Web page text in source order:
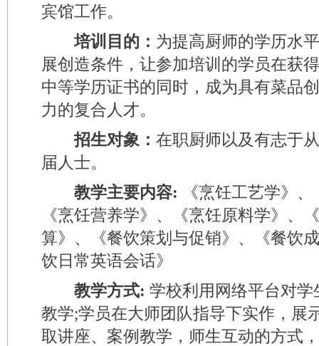
宾馆工作。
培训目的： 为提高厨师的学历水
展创造条件，让参加培训的学员在获
中等学历证书的同时，成为具有菜品
力的复合人才。
招生对象：在职厨师以及有志于
届人士。
教学主要内容: 《烹饪工艺学》
《烹饪营养学》、《烹饪原料学》、
算》、《餐饮策划与促销》、《餐饮
饮日常英语会话》
教学方式: 学校利用网络平台对
教学;学员在大师团队指导下实作，展
取讲座、案例教学，师生互动的方式